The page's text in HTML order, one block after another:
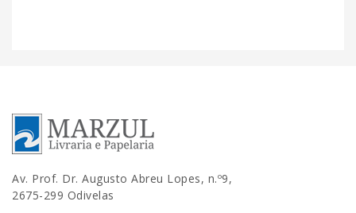
Av. Prof. Dr. Augusto Abreu Lopes, n.º9,
2675-299 Odivelas